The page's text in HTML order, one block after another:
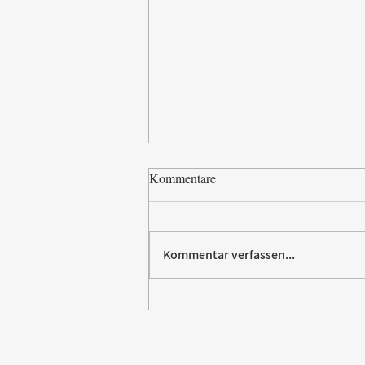
Paw Patrol erobert die
Kommentare
Kommentar verfassen...